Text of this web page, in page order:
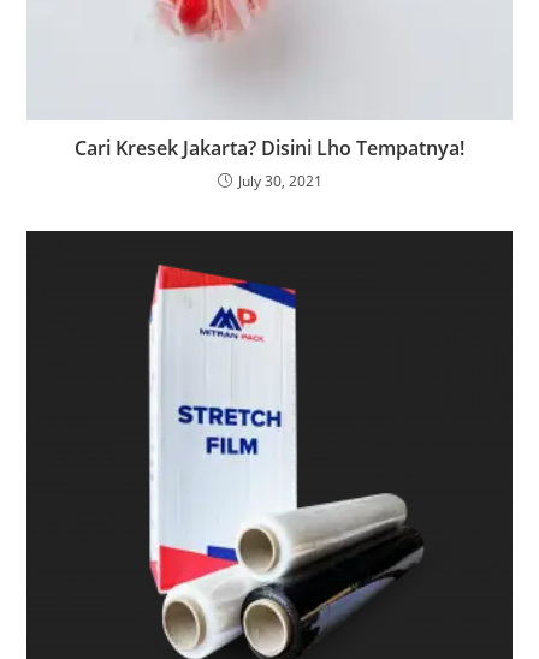
Cari Kresek Jakarta? Disini Lho Tempatnya!
July 30, 2021